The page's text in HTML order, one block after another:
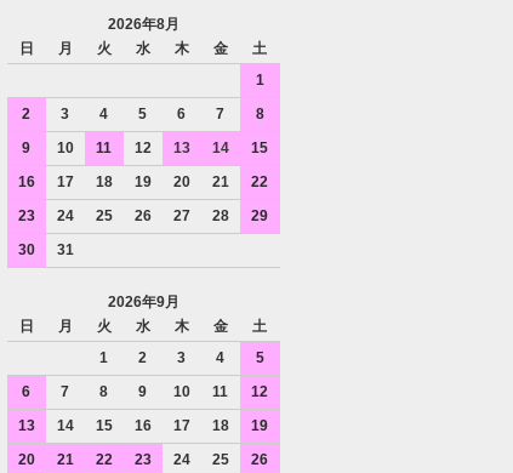
2026年8月
日
月 火 水 木 金
土
1
2
3 4 5 6 7
8
9
10 11 12 13 14
15
16
17 18 19 20 21
22
23
24 25 26 27 28
29
30
31
2026年9月
日
月 火 水 木 金
土
1
2 3 4
5
6
7 8 9 10 11
12
13
14 15 16 17 18
19
20
21 22 23 24 25
26